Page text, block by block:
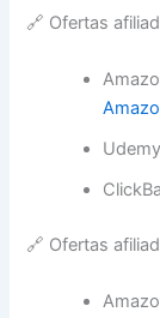
🔗 Ofertas
🔗 Ofertas